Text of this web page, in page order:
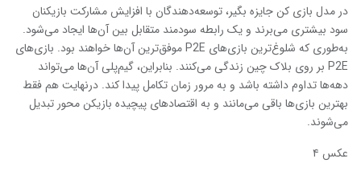
در مدل بازی کن جایزه بگیر، توسعه‌دهندگان با افزایش مشارکت بازیکنان
سود بیشتری می‌برند و یک رابطه سودمند متقابل بین آن‌ها ایجاد می‌شود.
به‌طوری که شلوغ‌ترین بازی‌های P2E موفق‌ترین آن‌ها خواهند بود. بازی‌های
P2E بر روی بلاک چین زندگی می‌کنند. بنابراین، گیم‌پلی آن‌ها می‌تواند
دهه‌ها تداوم داشته باشد و به مرور زمان تکامل پیدا کند. درنهایت هم فقط
بهترین بازی‌ها باقی می‌مانند و به اقتصادهای پیچیده بازیکن محور تبدیل
می‌شوند.
عکس ۴